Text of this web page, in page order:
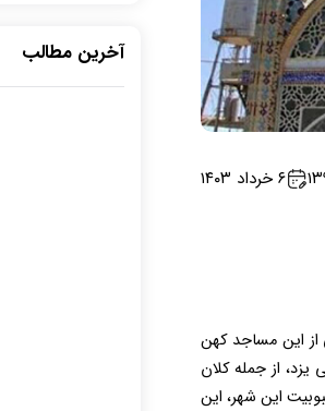
۶ خرداد ۱۴۰۳
از این مساجد کهن
از جمله کلان
یکی از دلایل محبوبیت این شهر، این
آخرین مطالب